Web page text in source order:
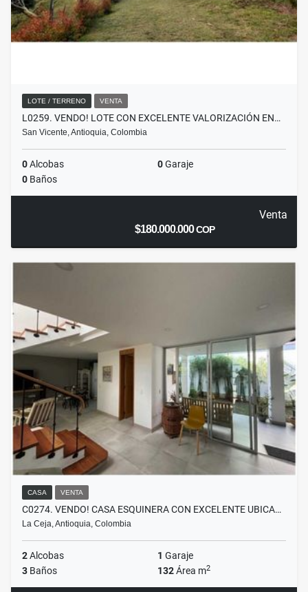
LOTE / TERRENO VENTA
L0259. VENDO! LOTE CON EXCELENTE VALORIZACIÓN EN…
San Vicente, Antioquia, Colombia
0Alcobas 0Garaje
0 Baños
Venta
$180.000.000COP
CASA VENTA
C0274. VENDO! CASA ESQUINERA CON EXCELENTE UBICA…
La Ceja, Antioquia, Colombia
2Alcobas 1 Garaje
3 Baños 132Área m2